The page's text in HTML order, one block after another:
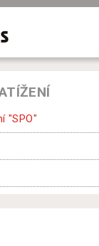
"SPO"